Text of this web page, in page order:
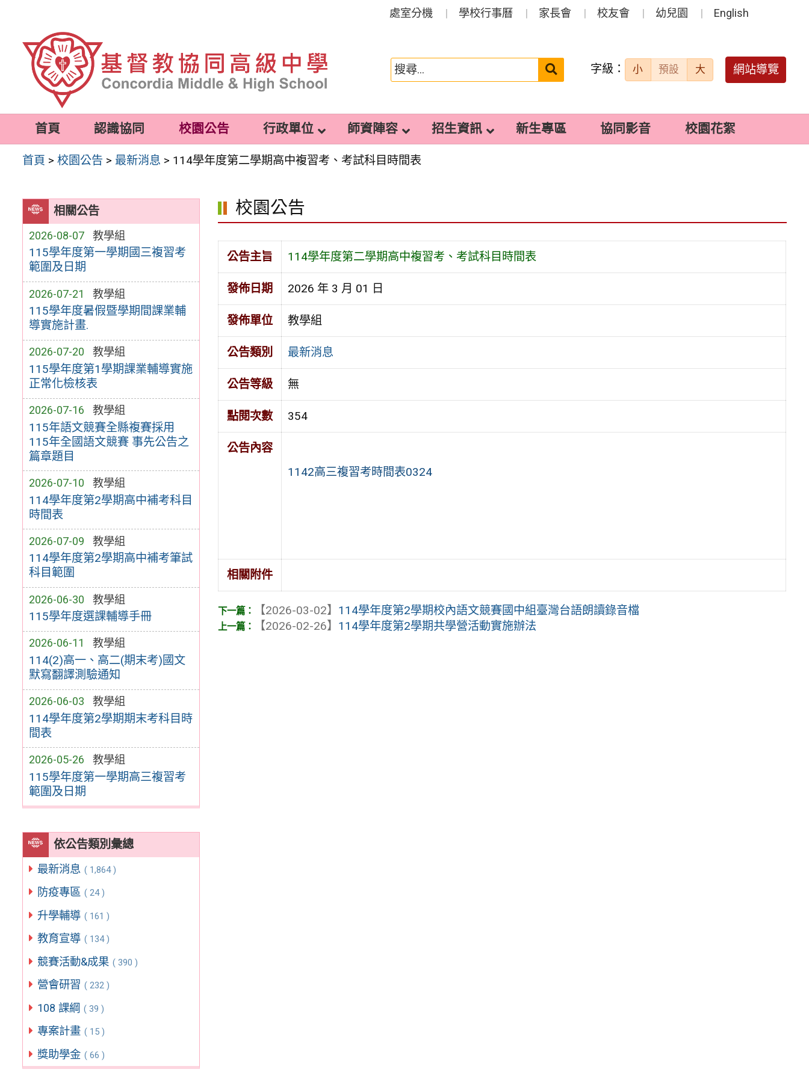
容
處室分機 學校行事曆 家長會 校友會 幼兒園 English
搜
送出 字級： 小 預設 大 網站導覽
首頁 認識協同 校園公告 行政單位 師資陣容 招生資訊 新生專區 協同影音 校園花絮
首頁 >校園公告 > 最新消息 > 114學年度第二學期高中複習考、考試科目時間表
相關公告
2026-08-07 教學組
115學年度第一學期國三複習考
範圍及日期
2026-07-21 教學組
115學年度暑假暨學期間課業輔
導實施計畫.
2026-07-20 教學組
115學年度第1學期課業輔導實施
正常化檢核表
2026-07-16 教學組
115年語文競賽全縣複賽採用
115年全國語文競賽 事先公告之
篇章題目
2026-07-10 教學組
114學年度第2學期高中補考科目
時間表
2026-07-09 教學組
114學年度第2學期高中補考筆試
科目範圍
2026-06-30 教學組
115學年度選課輔導手冊
2026-06-11 教學組
114(2)高一、高二(期末考)國文
默寫翻譯測驗通知
2026-06-03 教學組
114學年度第2學期期末考科目時
間表
2026-05-26 教學組
115學年度第一學期高三複習考
範圍及日期
依公告類別彙總
最新消息 ( 1,864 )
防疫專區 ( 24 )
升學輔導 ( 161 )
教育宣導 ( 134 )
競賽活動&成果 ( 390 )
營會研習 ( 232 )
108 課綱 ( 39 )
專案計畫 ( 15 )
獎助學金 ( 66 )
校園公告
公告主旨 114學年度第二學期高中複習考、考試科目時間表
發佈日期 2026 年 3 月 01 日
發佈單位 教學組
公告類別 最新消息
公告等級 無
點閱次數 354
公告內容
1142高三複習考時間表0324
相關附件
【2026-03-02】 114學年度第2學期校內語文競賽國中組臺灣台語朗讀錄音檔
【2026-02-26】 114學年度第2學期共學營活動實施辦法